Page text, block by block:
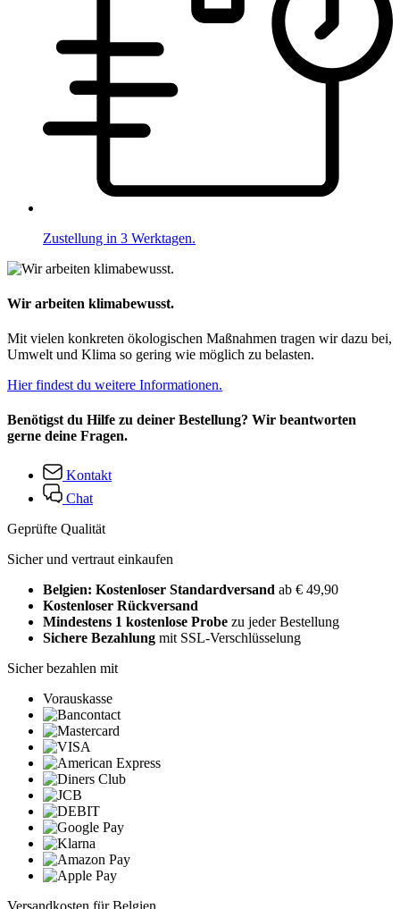
Zustellung in 3 Werktagen.
Wir arbeiten klimabewusst.
Mit vielen konkreten ökologischen Maßnahmen tragen wir dazu bei,
Umwelt und Klima so gering wie möglich zu belasten.
Hier findest du weitere Informationen.
Benötigst du Hilfe zu deiner Bestellung? Wir beantworten
gerne deine Fragen.
Kontakt
Chat
Geprüfte Qualität
Sicher und vertraut einkaufen
Belgien: Kostenloser Standardversand ab € 49,90
Kostenloser Rückversand
Mindestens 1 kostenlose Probe zu jeder Bestellung
Sichere Bezahlung mit SSL-Verschlüsselung
Sicher bezahlen mit
Vorauskasse
Versandkosten für Belgien